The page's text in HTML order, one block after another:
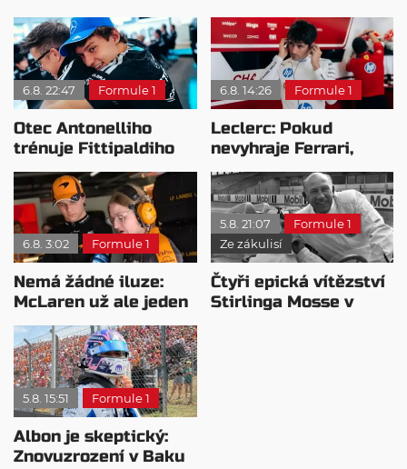
6.8. 22:47 Formule 1
Otec Antonelliho
trénuje Fittipaldiho
syna: Brazilec
vychvaluje lídra
6.8. 14:26 Formule 1
Leclerc: Pokud
nevyhraje Ferrari,
přeji titul
Antonellimu
6.8. 3:02 Formule 1
Nemá žádné iluze:
McLaren už ale jeden
návrat ze dna dokázal
5.8. 21:07
Formule 1
Ze zákulisí
Čtyři epická vítězství
Stirlinga Mosse v
5.8. 15:51 Formule 1
Albon je skeptický:
Znovuzrození v Baku